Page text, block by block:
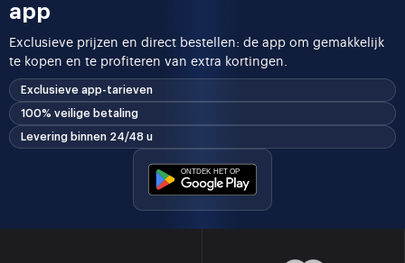
app
Exclusieve prijzen en direct bestellen: de app om gemakkelijk
te kopen en te profiteren van extra kortingen.
Exclusieve app-tarieven
100% veilige betaling
Levering binnen 24/48 u